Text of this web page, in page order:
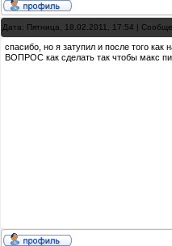
Дата: Пятница, 18.02.2011, 17:54 |
спасибо, но я затупил и после того
ВОПРОС как сделать так чтобы макс